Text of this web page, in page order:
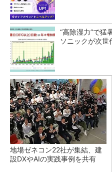
“高除湿力”で
ソニックが次世
地場ゼネコン22社が集結、建
設DXやAIの実践事例を共有